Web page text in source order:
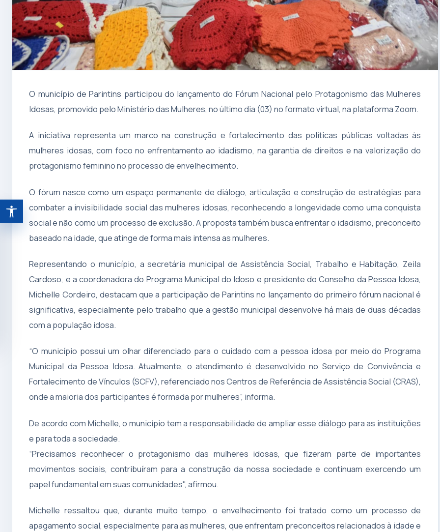
Abrir ferramentas de acessibilidade
O município de Parintins participou do lançamento do Fórum Nacional pelo Protagonismo das Mulheres
Idosas, promovido pelo Ministério das Mulheres, no último dia (03) no formato virtual, na plataforma Zoom.
A iniciativa representa um marco na construção e fortalecimento das políticas públicas voltadas às
mulheres idosas, com foco no enfrentamento ao idadismo, na garantia de direitos e na valorização do
protagonismo feminino no processo de envelhecimento.
O fórum nasce como um espaço permanente de diálogo, articulação e construção de estratégias para
combater a invisibilidade social das mulheres idosas, reconhecendo a longevidade como uma conquista
social e não como um processo de exclusão. A proposta também busca enfrentar o idadismo, preconceito
baseado na idade, que atinge de forma mais intensa as mulheres.
Representando o município, a secretária municipal de Assistência Social, Trabalho e Habitação, Zeila
Cardoso, e a coordenadora do Programa Municipal do Idoso e presidente do Conselho da Pessoa Idosa,
Michelle Cordeiro, destacam que a participação de Parintins no lançamento do primeiro fórum nacional é
significativa, especialmente pelo trabalho que a gestão municipal desenvolve há mais de duas décadas
com a população idosa.
“O município possui um olhar diferenciado para o cuidado com a pessoa idosa por meio do Programa
Municipal da Pessoa Idosa. Atualmente, o atendimento é desenvolvido no Serviço de Convivência e
Fortalecimento de Vínculos (SCFV), referenciado nos Centros de Referência de Assistência Social (CRAS),
onde a maioria dos participantes é formada por mulheres”, informa.
De acordo com Michelle, o município tem a responsabilidade de ampliar esse diálogo para as instituições
e para toda a sociedade.
“Precisamos reconhecer o protagonismo das mulheres idosas, que fizeram parte de importantes
movimentos sociais, contribuíram para a construção da nossa sociedade e continuam exercendo um
papel fundamental em suas comunidades", afirmou.
Michelle ressaltou que, durante muito tempo, o envelhecimento foi tratado como um processo de
apagamento social, especialmente para as mulheres, que enfrentam preconceitos relacionados à idade e